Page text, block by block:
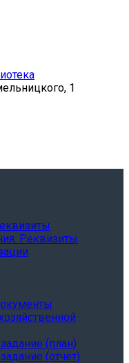
1
Реквизиты
(план)
(отчет)